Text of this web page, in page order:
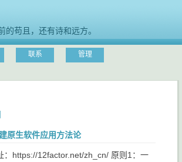
的苟且，还有诗和远方。
联系 管理
原生软件应用方法论
：https://12factor.net/zh_cn/ 原则1：一